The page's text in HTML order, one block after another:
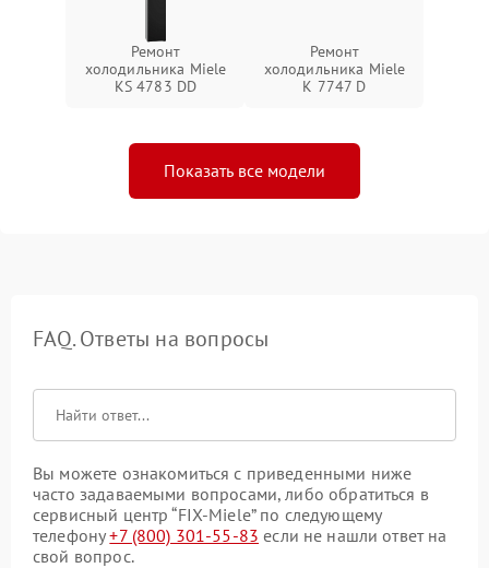
Ремонт
холодильника Miele
KS 4783 DD
Ремонт
холодильника Miele
K 7747 D
Показать все модели
FAQ. Ответы на вопросы
Вы можете ознакомиться с приведенными ниже
часто задаваемыми вопросами, либо обратиться в
сервисный центр “FIX-Miele” по следующему
телефону+7 (800) 301-55-83 если не нашли ответ на
свой вопрос.